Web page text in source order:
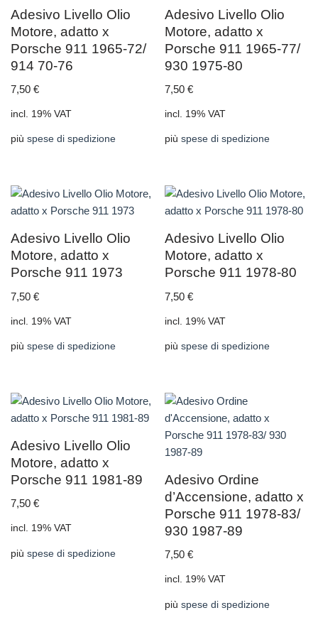
Adesivo Livello Olio
Motore, adatto x
Porsche 911 1965-72/
914 70-76
7,50 €
incl. 19% VAT
più spese di spedizione
Adesivo Livello Olio
Motore, adatto x
Porsche 911 1965-77/
930 1975-80
7,50€
incl. 19% VAT
piùspese di spedizione
Adesivo Livello Olio
Motore, adatto x
Porsche 911 1973
7,50 €
incl. 19% VAT
più spese di spedizione
Adesivo Livello Olio
Motore, adatto x
Porsche 911 1978-80
7,50€
incl. 19% VAT
piùspese di spedizione
Adesivo Livello Olio
Motore, adatto x
Porsche 911 1981-89
7,50 €
incl. 19% VAT
più spese di spedizione
Adesivo Ordine
d’Accensione, adatto x
Porsche 911 1978-83/
930 1987-89
7,50€
incl. 19% VAT
piùspese di spedizione